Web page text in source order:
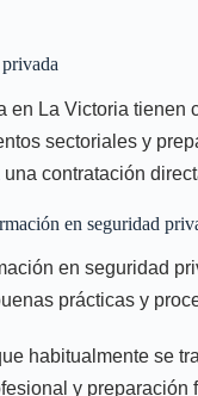
en La Victoria
sectoriales y
contratación
en seguridad
en seguridad
prácticas y
habitualmente se
y